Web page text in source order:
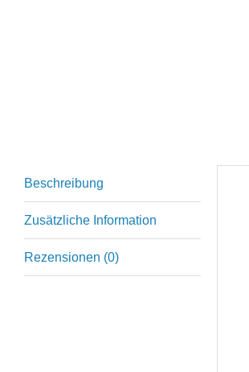
Beschreibung
Zusätzliche Information
Rezensionen (0)